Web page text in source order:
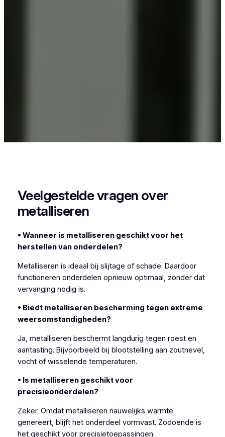
Veelgestelde vragen over
metalliseren
• Wanneer is metalliseren geschikt voor het
herstellen van onderdelen?
Metalliseren is ideaal bij slijtage of schade. Daardoor
functioneren onderdelen opnieuw optimaal, zonder dat
vervanging nodig is.
• Biedt metalliseren bescherming tegen extreme
weersomstandigheden?
Ja, metalliseren beschermt langdurig tegen roest en
aantasting. Bijvoorbeeld bij blootstelling aan zoutnevel,
vocht of wisselende temperaturen.
• Is metalliseren geschikt voor
precisieonderdelen?
Zeker. Omdat metalliseren nauwelijks warmte
genereert, blijft het onderdeel vormvast. Zodoende is
het geschikt voor precisietoepassingen.